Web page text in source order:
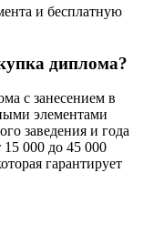
и бесплатную
диплома?
с занесением в
элементами
заведения и года
000 до 45 000
гарантирует